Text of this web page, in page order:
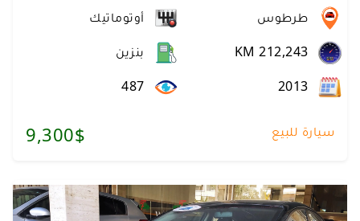
طرطوس
أوتوماتيك
بنزين
سيارة للبيع 9,300$